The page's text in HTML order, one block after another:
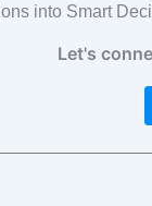
into Smart
Let's